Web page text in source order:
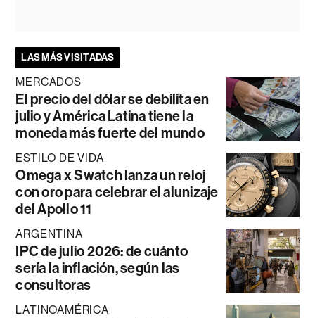
LAS MÁS VISITADAS
MERCADOS
El precio del dólar se debilita en
julio y América Latina tiene la
moneda más fuerte del mundo
ESTILO DE VIDA
Omega x Swatch lanza un reloj
con oro para celebrar el alunizaje
del Apollo 11
ARGENTINA
IPC de julio 2026: de cuánto
sería la inflación, según las
consultoras
LATINOAMÉRICA